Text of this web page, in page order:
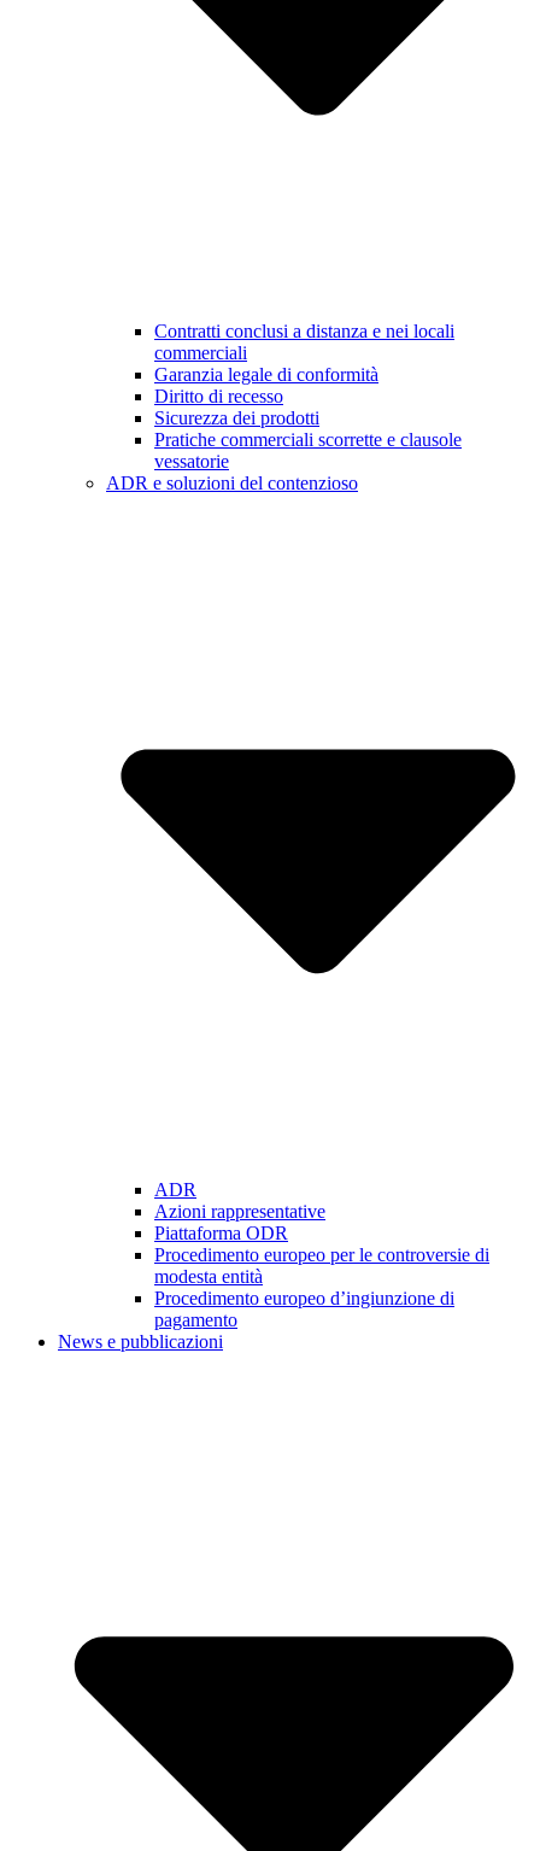
Contratti conclusi a distanza e nei locali
commerciali
Garanzia legale di conformità
Diritto di recesso
Sicurezza dei prodotti
Pratiche commerciali scorrette e clausole
vessatorie
ADR e soluzioni del contenzioso
ADR
Azioni rappresentative
Piattaforma ODR
Procedimento europeo per le controversie di
modesta entità
Procedimento europeo d’ingiunzione di
pagamento
News e pubblicazioni